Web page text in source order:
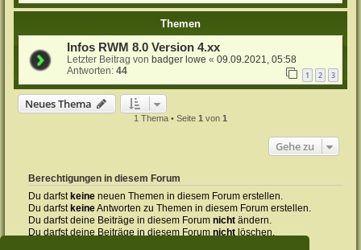
Themen
Infos RWM 8.0 Version 4.xx
Letzter Beitrag von badger lowe «09.09.2021, 05:58
Antworten:44 1 2 3
Neues Thema
1 Thema • Seite 1 von 1
Gehe zu
Berechtigungen in diesem Forum
Du darfst keine neuen Themen in diesem Forum erstellen.
Du darfst keineAntworten zu Themen in diesem Forum erstellen.
Du darfst deine Beiträge in diesem Forumnicht ändern.
Du darfst deine Beiträge in diesem Forumnicht löschen.